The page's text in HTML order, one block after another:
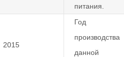
питания.
2015
Год
производства
данной